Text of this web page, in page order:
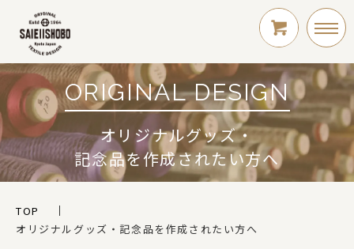
LOGIN
新規会員登録
ORIGINAL DESIGN
オリジナルグッズ・
記念品を作成されたい方へ
TOP
オリジナルグッズ・記念品を作成されたい方へ